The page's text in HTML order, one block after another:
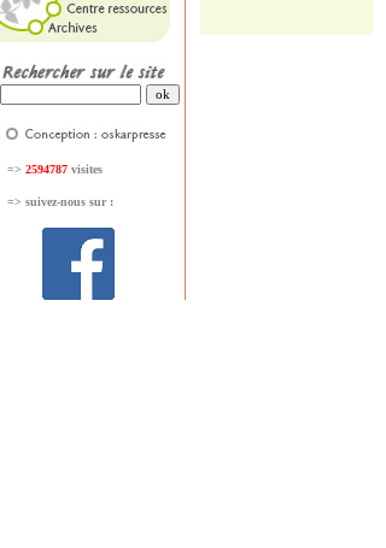
=> 2594787 visites
=> suivez-nous sur :